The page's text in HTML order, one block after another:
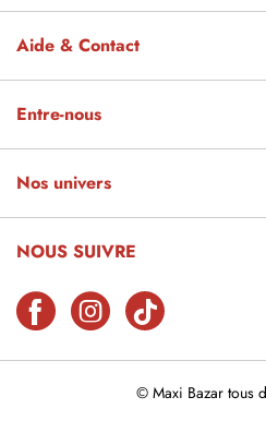
Aide & Contact
Entre-nous
Nos univers
NOUS SUIVRE
© Maxi Bazar tous